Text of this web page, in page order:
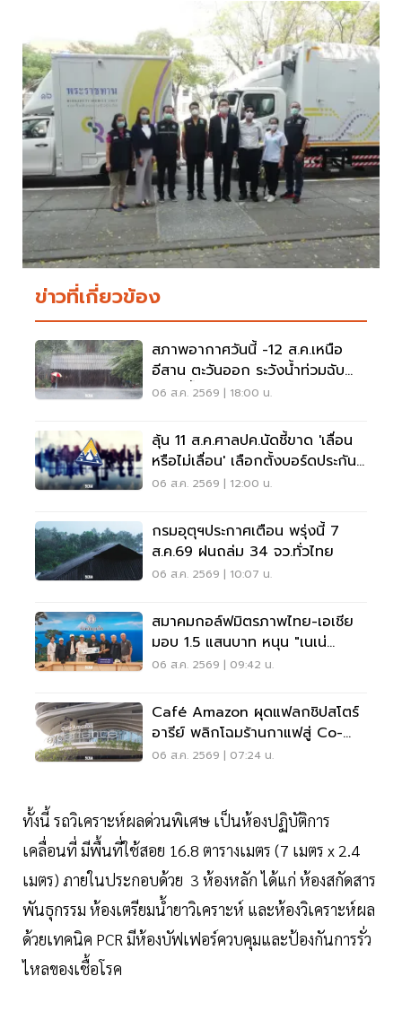
ข่าวที่เกี่ยวข้อง
สภาพอากาศวันนี้ -12 ส.ค.เหนือ
อีสาน ตะวันออก ระวังน้ำท่วมฉับ
พลัน น้ำป่าไหลหลาก
06 ส.ค. 2569 | 18:00 น.
ลุ้น 11 ส.ค.ศาลปค.นัดชี้ขาด 'เลื่อน
หรือไม่เลื่อน' เลือกตั้งบอร์ดประกัน
สังคม
06 ส.ค. 2569 | 12:00 น.
กรมอุตุฯประกาศเตือน พรุ่งนี้ 7
ส.ค.69 ฝนถล่ม 34 จว.ทั่วไทย
06 ส.ค. 2569 | 10:07 น.
สมาคมกอล์ฟมิตรภาพไทย-เอเชีย
มอบ 1.5 แสนบาท หนุน "เนเน่
รอยัล" ลุยเวทีที่สหรัฐ
06 ส.ค. 2569 | 09:42 น.
Café Amazon ผุดแฟลกชิปสโตร์
อารีย์ พลิกโฉมร้านกาแฟสู่ Co-
Working Space ครบวงจร
06 ส.ค. 2569 | 07:24 น.
ทั้งนี้ รถวิเคราะห์ผลด่วนพิเศษ เป็นห้องปฏิบัติการ
เคลื่อนที่ มีพื้นที่ใช้สอย 16.8 ตารางเมตร (7 เมตร x 2.4
เมตร) ภายในประกอบด้วย 3 ห้องหลัก ได้แก่ ห้องสกัดสาร
พันธุกรรม ห้องเตรียมน้ำยาวิเคราะห์ และห้องวิเคราะห์ผล
ด้วยเทคนิค PCR มีห้องบัฟเฟอร์ควบคุมและป้องกันการรั่ว
ไหลของเชื้อโรค